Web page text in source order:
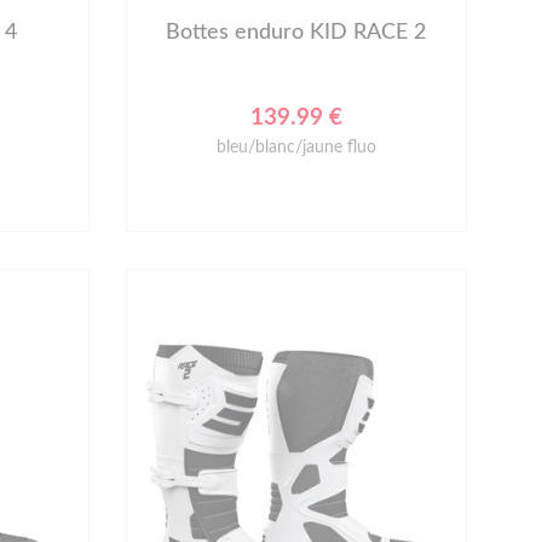
4 Bottes enduro KID RACE 2
139.99 €
bleu/blanc/jaune fluo